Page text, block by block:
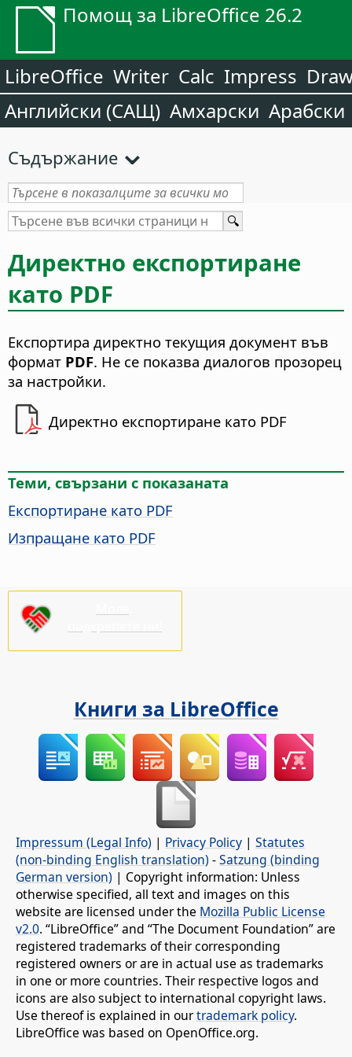
Помощ за LibreOffice 26.2
LibreOffice Writer Calc Impress
Английски (САЩ) Амхарски Арабски
Съдържание
Директно експортиране
като PDF
Експортира директно текущия документ във
формат PDF. Не се показва диалогов прозорец
за настройки.
Директно експортиране като PDF
Теми, свързани с показаната
Експортиране като PDF
Изпращане като PDF
Книги за LibreOffice
Impressum (Legal Info) | Privacy Policy | Statutes
(non-binding English translation) -Satzung (binding
German version) | Copyright information: Unless
otherwise specified, all text and images on this
website are licensed under the Mozilla Public License
v2.0. “LibreOffice” and “The Document Foundation” are
registered trademarks of their corresponding
registered owners or are in actual use as trademarks
in one or more countries. Their respective logos and
icons are also subject to international copyright laws.
Use thereof is explained in ourtrademark policy.
LibreOffice was based on OpenOffice.org.